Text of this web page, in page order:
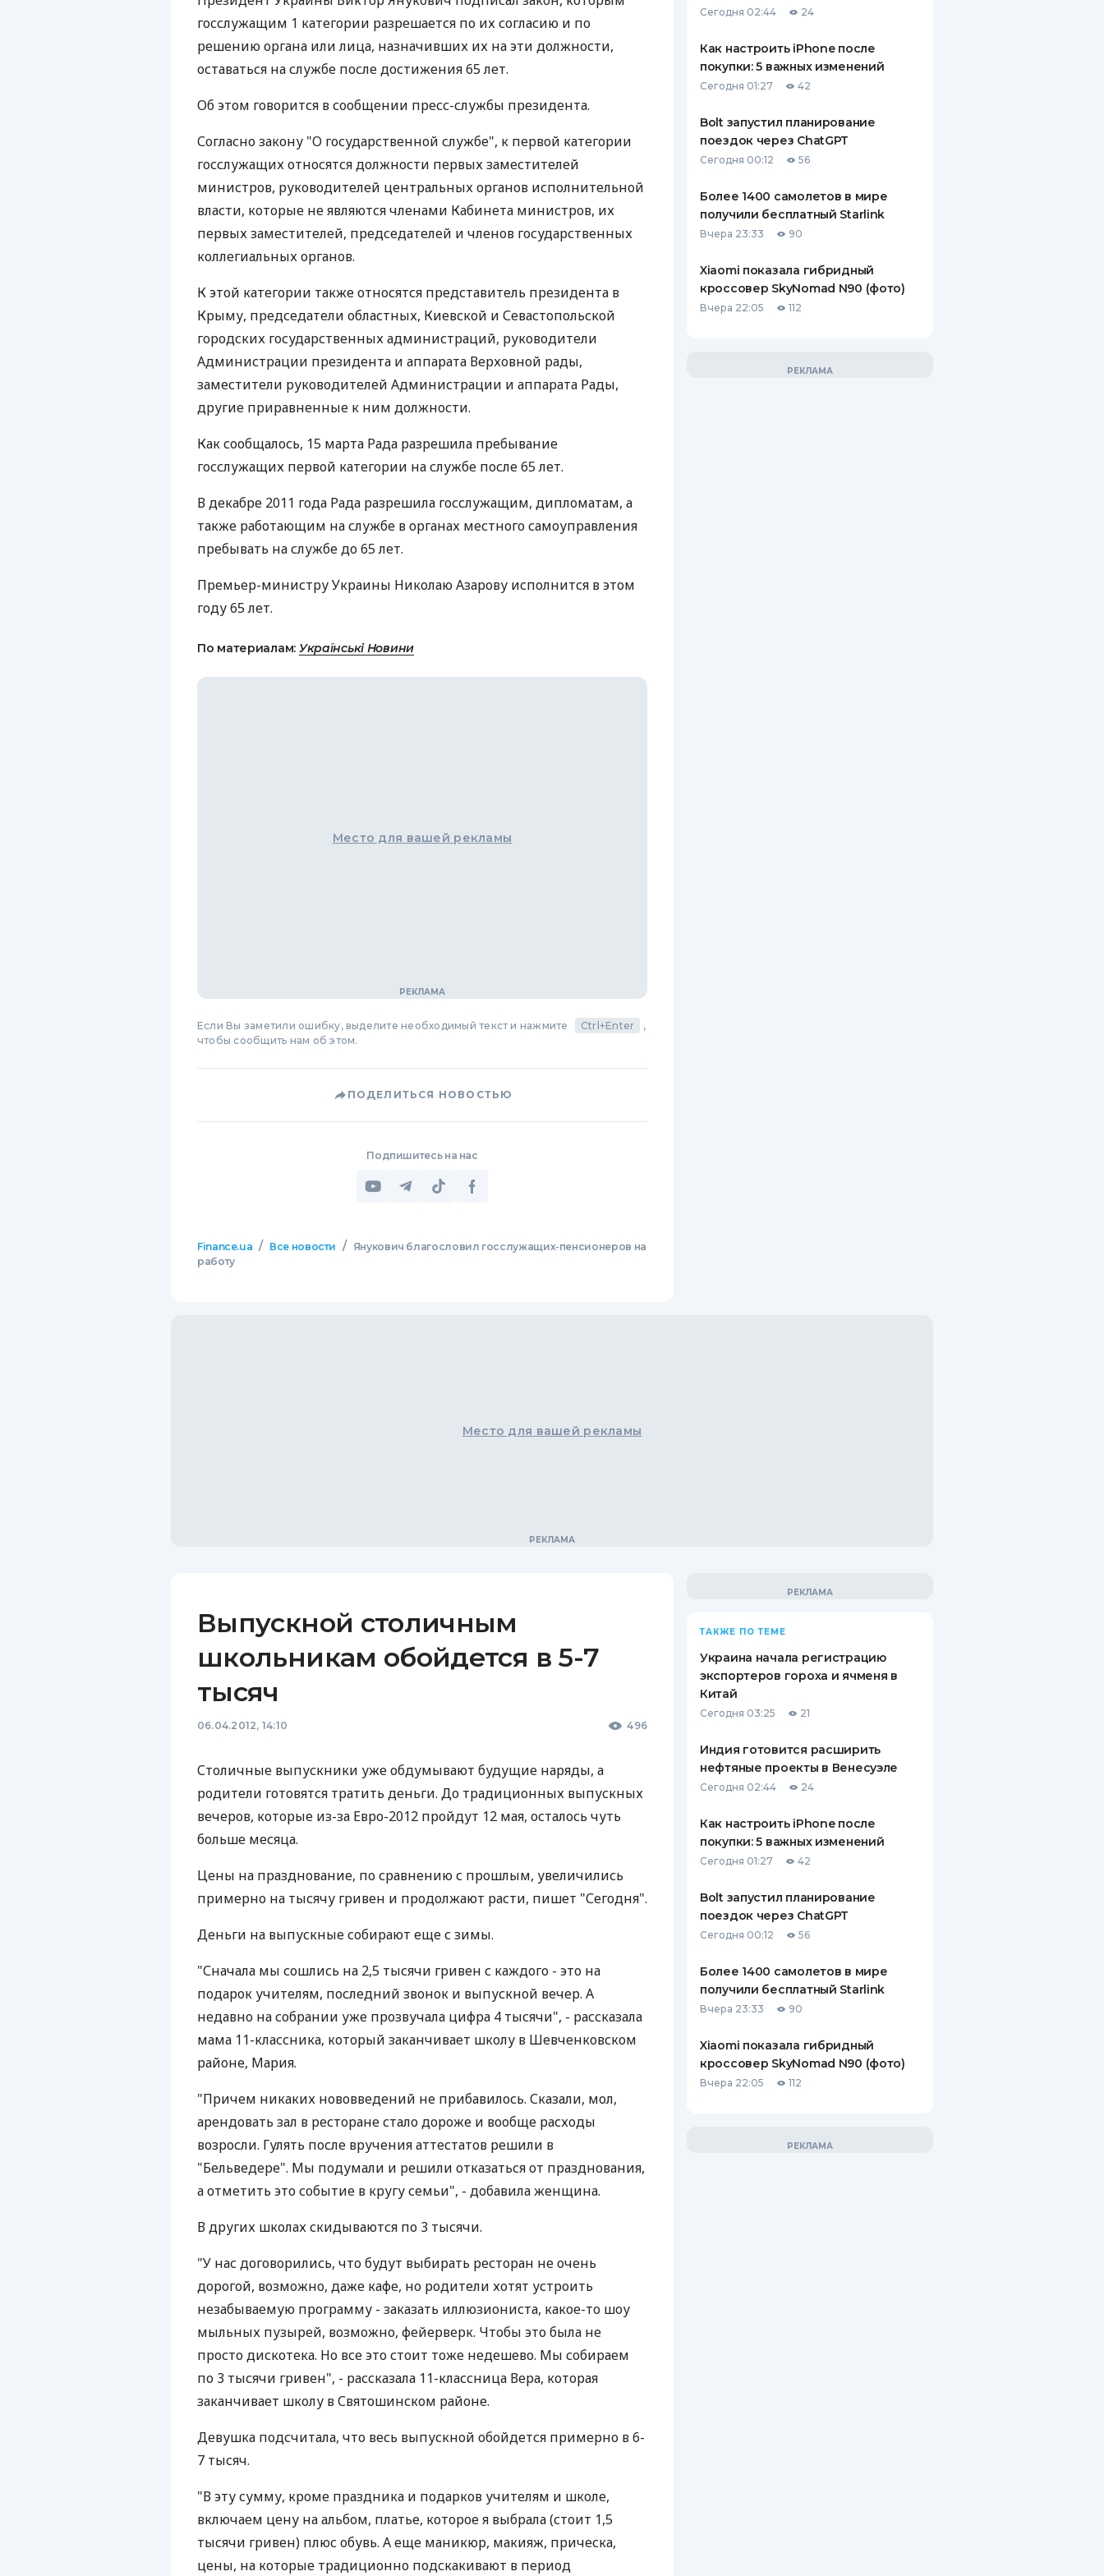
ЕЖЕМЕСЯЧНЫЙ ОБЗОР
КЕШБЭКА
ВСЕ СТРАХОВЫЕ ПОЛИСЫ
ОТЗЫВЫ О СТРАХОВЫХ
КОМПАНИЯХ
КОНТАКТЫ
госслужащим 1 категории разрешается по их согласию и по
решению органа или лица, назначивших их на эти должности,
оставаться на службе после достижения 65 лет.
Об этом говорится в сообщении пресс-службы президента.
Согласно закону "О государственной службе", к первой категории
госслужащих относятся должности первых заместителей
министров, руководителей центральных органов исполнительной
власти, которые не являются членами Кабинета министров, их
первых заместителей, председателей и членов государственных
коллегиальных органов.
К этой категории также относятся представитель президента в
Крыму, председатели областных, Киевской и Севастопольской
городских государственных администраций, руководители
Администрации президента и аппарата Верховной рады,
заместители руководителей Администрации и аппарата Рады,
другие приравненные к ним должности.
Как сообщалось, 15 марта Рада разрешила пребывание
госслужащих первой категории на службе после 65 лет.
В декабре 2011 года Рада разрешила госслужащим, дипломатам, а
также работающим на службе в органах местного самоуправления
пребывать на службе до 65 лет.
Премьер-министру Украины Николаю Азарову исполнится в этом
году 65 лет.
По материалам: Українські Новини
Место для вашей рекламы
Если Вы заметили ошибку, выделите необходимый текст и нажмите Ctrl+Enter
,
чтобы сообщить нам об этом.
ПОДЕЛИТЬСЯ НОВОСТЬЮ
Подпишитесь на нас
Finance.ua / Все новости /
Янукович благословил госслужащих-пенсионеров на
работу
Сегодня 02:44 24
Как настроить iPhone после
покупки: 5 важных изменений
Сегодня 01:27 42
Bolt запустил планирование
поездок через ChatGPT
Сегодня 00:12 56
Более 1400 самолетов в мире
получили бесплатный Starlink
Вчера 23:33 90
Xiaomi показала гибридный
кроссовер SkyNomad N90 (фото)
Вчера 22:05 112
Место для вашей рекламы
Выпускной столичным
школьникам обойдется в 5-7
тысяч
06.04.2012, 14:10 496
Столичные выпускники уже обдумывают будущие наряды, а
родители готовятся тратить деньги. До традиционных выпускных
вечеров, которые из-за Евро-2012 пройдут 12 мая, осталось чуть
больше месяца.
Цены на празднование, по сравнению с прошлым, увеличились
примерно на тысячу гривен и продолжают расти, пишет "Сегодня".
Деньги на выпускные собирают еще с зимы.
"Сначала мы сошлись на 2,5 тысячи гривен с каждого - это на
подарок учителям, последний звонок и выпускной вечер. А
недавно на собрании уже прозвучала цифра 4 тысячи", - рассказала
мама 11-классника, который заканчивает школу в Шевченковском
районе, Мария.
"Причем никаких нововведений не прибавилось. Сказали, мол,
арендовать зал в ресторане стало дороже и вообще расходы
возросли. Гулять после вручения аттестатов решили в
"Бельведере". Мы подумали и решили отказаться от празднования,
а отметить это событие в кругу семьи", - добавила женщина.
В других школах скидываются по 3 тысячи.
"У нас договорились, что будут выбирать ресторан не очень
дорогой, возможно, даже кафе, но родители хотят устроить
незабываемую программу - заказать иллюзиониста, какое-то шоу
мыльных пузырей, возможно, фейерверк. Чтобы это была не
просто дискотека. Но все это стоит тоже недешево. Мы собираем
по 3 тысячи гривен", - рассказала 11-классница Вера, которая
заканчивает школу в Святошинском районе.
Девушка подсчитала, что весь выпускной обойдется примерно в 6-
7 тысяч.
"В эту сумму, кроме праздника и подарков учителям и школе,
включаем цену на альбом, платье, которое я выбрала (стоит 1,5
тысячи гривен) плюс обувь. А еще маникюр, макияж, прическа,
цены, на которые традиционно подскакивают в период
ТАКЖЕ ПО ТЕМЕ
Украина начала регистрацию
экспортеров гороха и ячменя в
Китай
Сегодня 03:25 21
Индия готовится расширить
нефтяные проекты в Венесуэле
Сегодня 02:44 24
Как настроить iPhone после
покупки: 5 важных изменений
Сегодня 01:27 42
Bolt запустил планирование
поездок через ChatGPT
Сегодня 00:12 56
Более 1400 самолетов в мире
получили бесплатный Starlink
Вчера 23:33 90
Xiaomi показала гибридный
кроссовер SkyNomad N90 (фото)
Вчера 22:05 112